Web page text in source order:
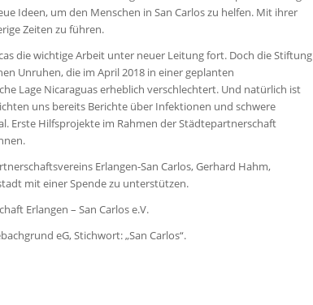
Ideen, um den Menschen in San Carlos zu helfen. Mit ihrer
Zeiten zu führen.
die wichtige Arbeit unter neuer Leitung fort. Doch die Stiftung
Unruhen, die im April 2018 in einer geplanten
Lage Nicaraguas erheblich verschlechtert. Und natürlich ist
uns bereits Berichte über Infektionen und schwere
Erste Hilfsprojekte im Rahmen der Städtepartnerschaft
Erlangen-San Carlos, Gerhard Hahm,
mit einer Spende zu unterstützen.
Erlangen – San Carlos e.V.
eG, Stichwort: „San Carlos“.